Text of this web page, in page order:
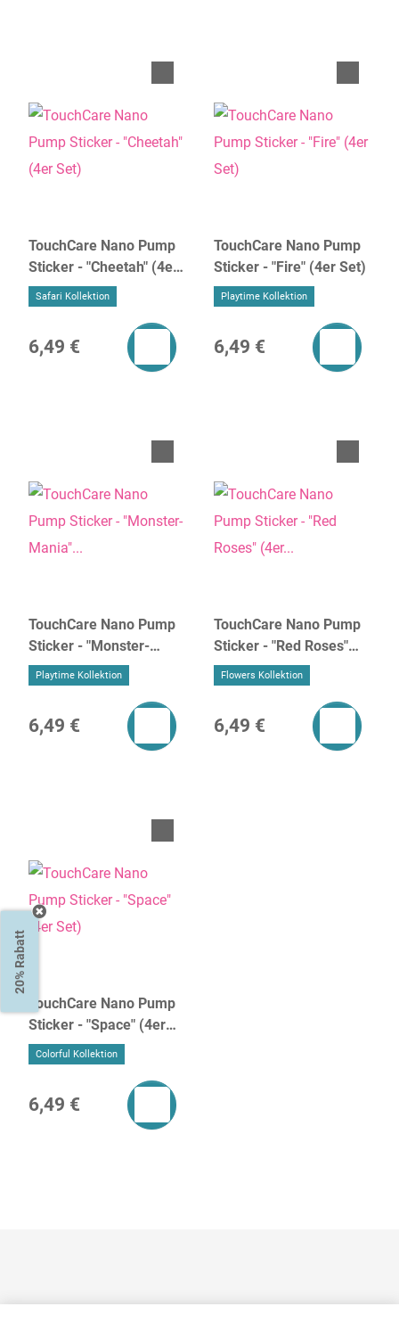
TouchCare Nano Pump
Sticker - "Cheetah" (4er
Set)
Safari Kollektion
6,49 €
TouchCare Nano Pump
Sticker - "Fire" (4er Set)
Playtime Kollektion
6,49 €
TouchCare Nano Pump
Sticker - "Monster-
Mania" (4er Set)
Playtime Kollektion
6,49 €
TouchCare Nano Pump
Sticker - "Red Roses"
(4er Set)
Flowers Kollektion
6,49 €
TouchCare Nano Pump
Sticker - "Space" (4er
Set)
Colorful Kollektion
6,49 €
20% Rabatt